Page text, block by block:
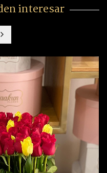
interesar